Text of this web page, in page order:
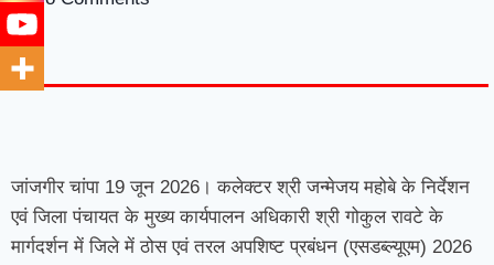
जांजगीर चांपा 19 जून 2026। कलेक्टर श्री जन्मेजय महोबे के निर्देशन
एवं जिला पंचायत के मुख्य कार्यपालन अधिकारी श्री गोकुल रावटे के
मार्गदर्शन में जिले में ठोस एवं तरल अपशिष्ट प्रबंधन (एसडब्ल्यूएम) 2026